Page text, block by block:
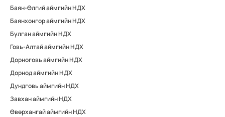
Баян-Өлгий аймгийн НДХ
Баянхонгор аймгийн НДХ
Булган аймгийн НДХ
Говь-Алтай аймгийн НДХ
Дорноговь аймгийн НДХ
Дорнод аймгийн НДХ
Дундговь аймгийн НДХ
Завхан аймгийн НДХ
Өвөрхангай аймгийн НДХ